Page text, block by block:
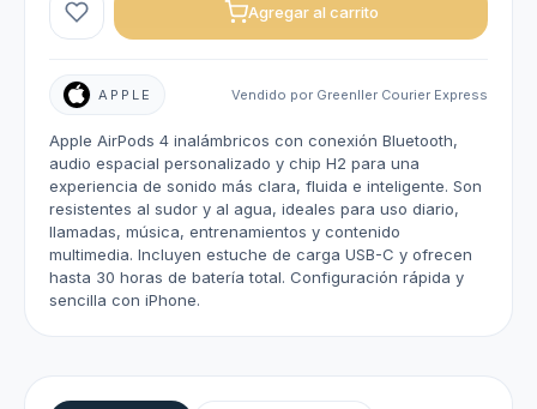
APPLE Vendido por Greenller Courier Express
Apple AirPods 4 inalámbricos con conexión Bluetooth,
audio espacial personalizado y chip H2 para una
experiencia de sonido más clara, fluida e inteligente. Son
resistentes al sudor y al agua, ideales para uso diario,
llamadas, música, entrenamientos y contenido
multimedia. Incluyen estuche de carga USB-C y ofrecen
hasta 30 horas de batería total. Configuración rápida y
sencilla con iPhone.
Agregar al carrito